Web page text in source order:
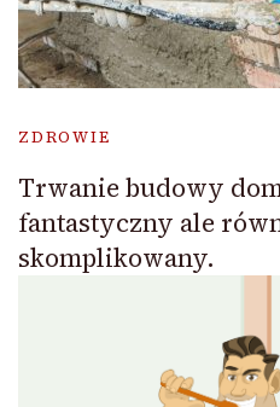
ZDROWIE
Trwanie budowy
fantastyczny ale
skomplikowany.